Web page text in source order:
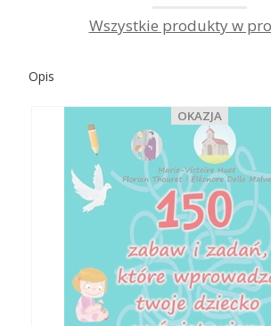
Wszystkie produkty w
Opis
OKAZJA